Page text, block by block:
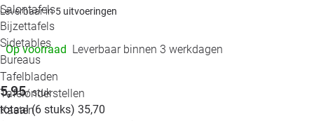
Salontafels
Bijzettafels
Sidetables
Bureaus
Tafelbladen
Tafelonderstellen
Kasten
Leverbaar in5 uitvoeringen
Op voorraad Leverbaar binnen 3 werkdagen
5,95/ stuk
totaal (6 stuks) 35,70